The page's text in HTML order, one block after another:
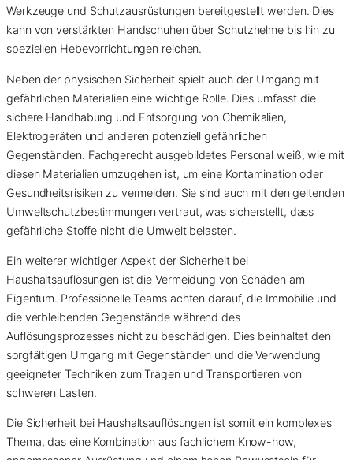
Werkzeuge und Schutzausrüstungen bereitgestellt werden. Dies
kann von verstärkten Handschuhen über Schutzhelme bis hin zu
speziellen Hebevorrichtungen reichen.
Neben der physischen Sicherheit spielt auch der Umgang mit
gefährlichen Materialien eine wichtige Rolle. Dies umfasst die
sichere Handhabung und Entsorgung von Chemikalien,
Elektrogeräten und anderen potenziell gefährlichen
Gegenständen. Fachgerecht ausgebildetes Personal weiß, wie mit
diesen Materialien umzugehen ist, um eine Kontamination oder
Gesundheitsrisiken zu vermeiden. Sie sind auch mit den geltenden
Umweltschutzbestimmungen vertraut, was sicherstellt, dass
gefährliche Stoffe nicht die Umwelt belasten.
Ein weiterer wichtiger Aspekt der Sicherheit bei
Haushaltsauflösungen ist die Vermeidung von Schäden am
Eigentum. Professionelle Teams achten darauf, die Immobilie und
die verbleibenden Gegenstände während des
Auflösungsprozesses nicht zu beschädigen. Dies beinhaltet den
sorgfältigen Umgang mit Gegenständen und die Verwendung
geeigneter Techniken zum Tragen und Transportieren von
schweren Lasten.
Die Sicherheit bei Haushaltsauflösungen ist somit ein komplexes
Thema, das eine Kombination aus fachlichem Know-how,